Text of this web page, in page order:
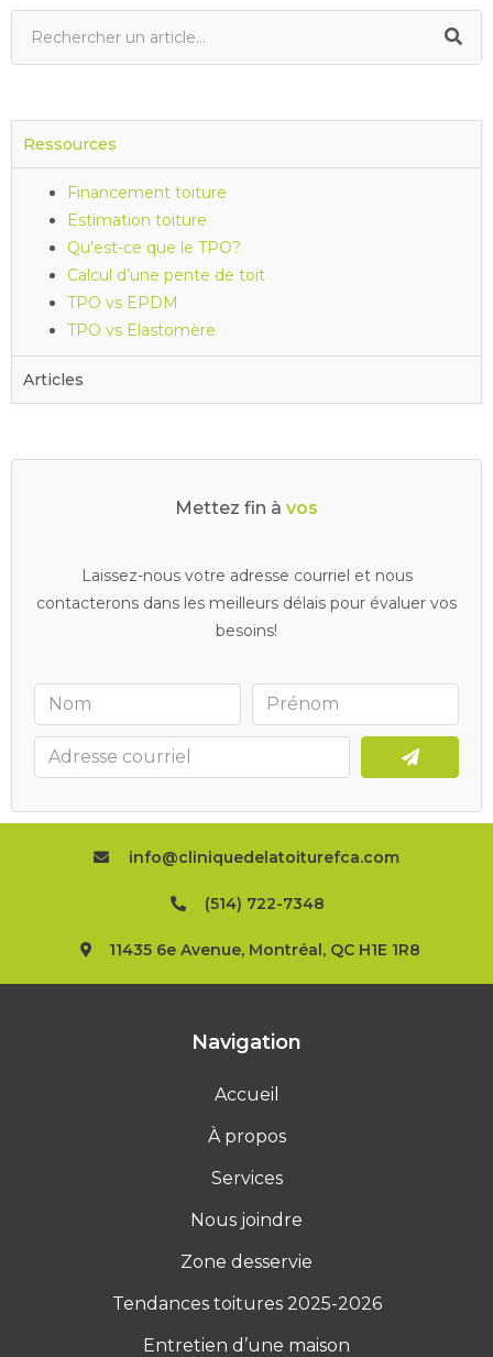
Ressources
Financement toiture
Estimation toiture
Qu’est-ce que le TPO?
Calcul d’une pente de toit
TPO vs EPDM
TPO vs Elastomère
Articles
Mettez fin à vos dr a ns b
Laissez-nous votre adresse courriel et nous
contacterons dans les meilleurs délais pour évaluer vos
besoins!
info@cliniquedelatoiturefca.com
(514) 722-7348
11435 6e Avenue, Montréal, QC H1E 1R8
Navigation
Accueil
À propos
Services
Nous joindre
Zone desservie
Tendances toitures 2025-2026
Entretien d’une maison